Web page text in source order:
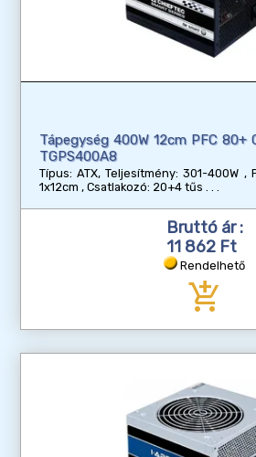
Tápegység 400W 12cm PFC 80+
TGPS400A8
Típus: ATX, Teljesítmény: 301-400W ,
1x12cm , Csatlakozó: 20+4 tűs
Bruttó ár :
11 862 Ft
Rendelhető
add_shopping_cart